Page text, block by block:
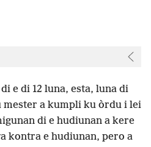
e di 12 luna, esta, luna di
mester a kumpli ku òrdu i lei
di e hudiunan a kere
kontra e hudiunan, pero a